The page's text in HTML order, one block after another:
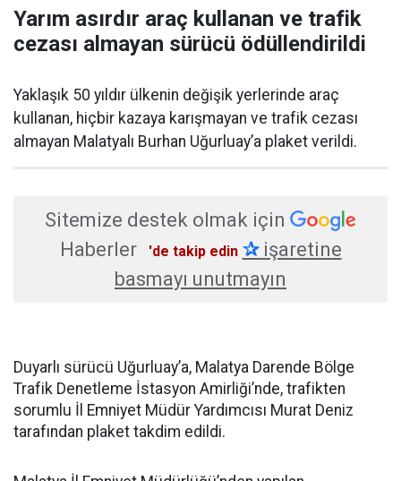
Yarım asırdır araç kullanan ve trafik
cezası almayan sürücü ödüllendirildi
Yaklaşık 50 yıldır ülkenin değişik yerlerinde araç
kullanan, hiçbir kazaya karışmayan ve trafik cezası
almayan Malatyalı Burhan Uğurluay’a plaket verildi.
Sitemize destek olmak için
Haberler
'de takip edin ✰işaretine
basmayı unutmayın
Duyarlı sürücü Uğurluay’a, Malatya Darende Bölge
Trafik Denetleme İstasyon Amirliği’nde, trafikten
sorumlu İl Emniyet Müdür Yardımcısı Murat Deniz
tarafından plaket takdim edildi.